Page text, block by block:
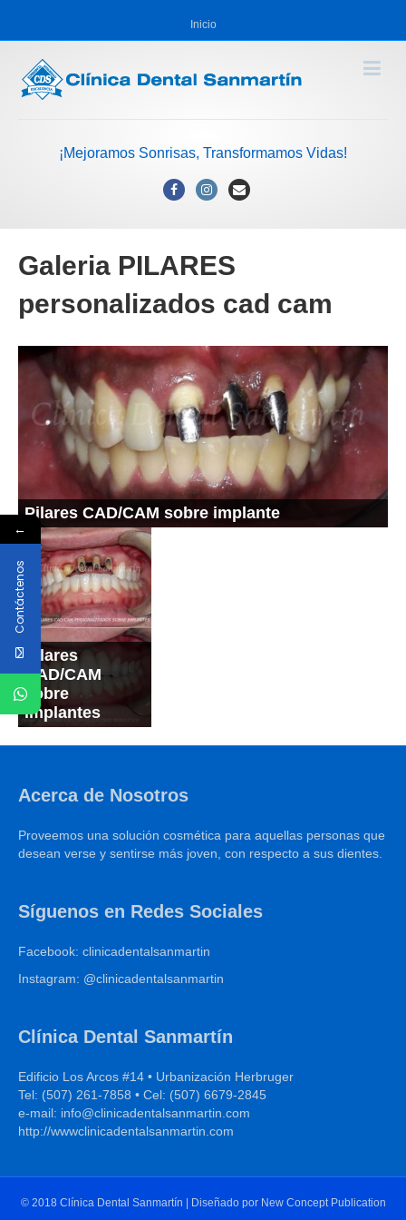
Inicio
¡Mejoramos Sonrisas, Transformamos Vidas!
FacebookInstagram
Email
Galeria PILARES
personalizados cad cam
Pilares CAD/CAM sobre implante
Pilares
CAD/CAM
sobre
implantes
Acerca de Nosotros
Proveemos una solución cosmética para aquellas personas que
desean verse y sentirse más joven, con respecto a sus dientes.
Síguenos en Redes Sociales
Facebook: clinicadentalsanmartin
Instagram: @clinicadentalsanmartin
Clínica Dental Sanmartín
Edificio Los Arcos #14 • Urbanización Herbruger
Tel: (507) 261-7858 • Cel: (507) 6679-2845
e-mail: info@clinicadentalsanmartin.com
http://wwwclinicadentalsanmartin.com
© 2018 Clínica Dental Sanmartín | Diseñado por New Concept Publication
←
Contáctenos